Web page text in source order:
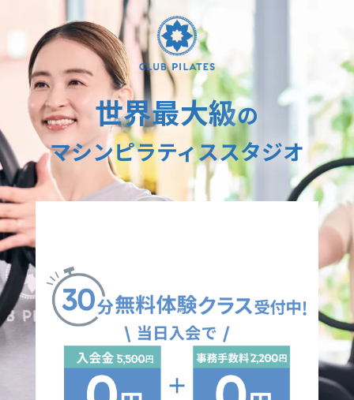
世界最大級の
マシンピラティススタジオ